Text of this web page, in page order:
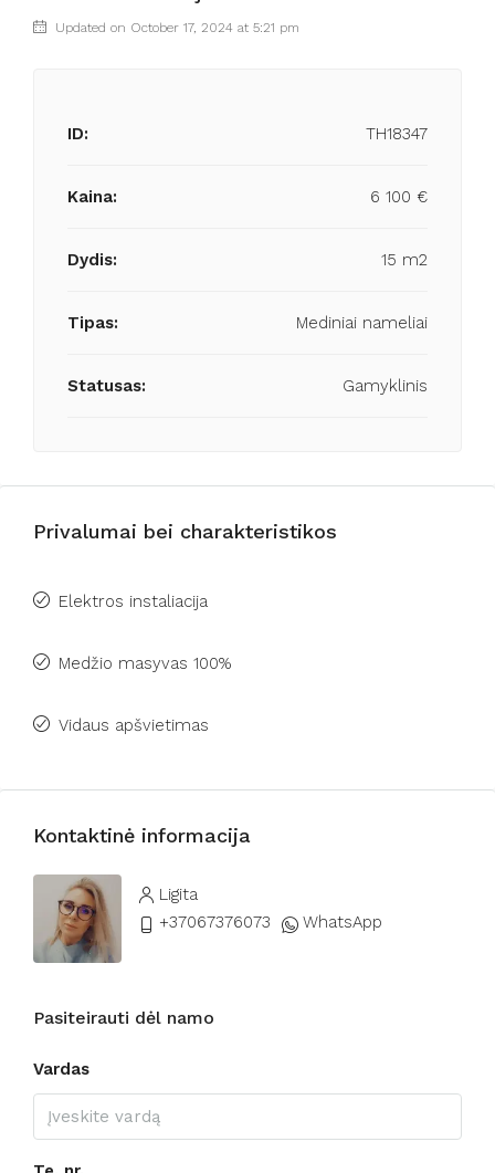
Updated on October 17, 2024 at 5:21 pm
ID: TH18347
Kaina: 6 100 €
Dydis: 15 m2
Tipas: Mediniai nameliai
Statusas: Gamyklinis
Privalumai bei charakteristikos
Elektros instaliacija
Medžio masyvas 100%
Vidaus apšvietimas
Kontaktinė informacija
Ligita
+37067376073
WhatsApp
Pasiteirauti dėl namo
Vardas